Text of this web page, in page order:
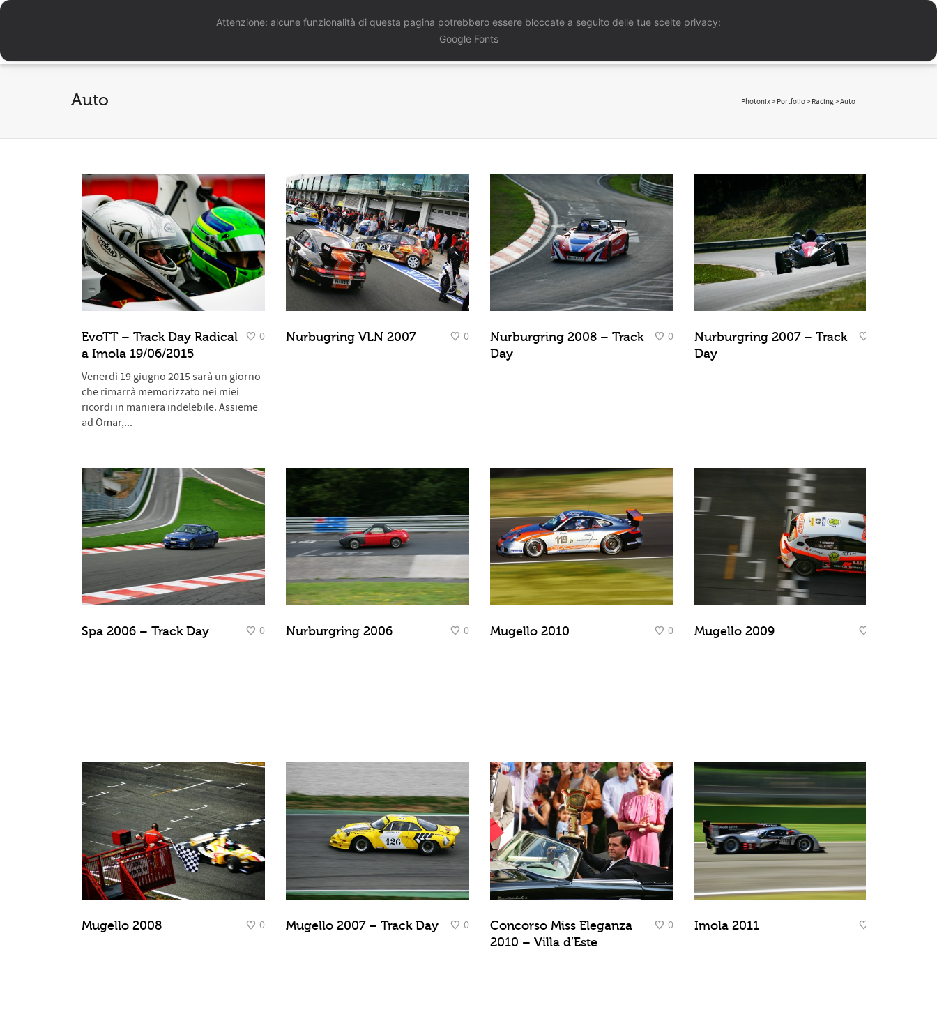
Home Chi Siamo Servizi Portfolio Reportage
Auto Photonix> Portfolio> Racing>Auto
0
EvoTT – Track Day Radical
a Imola 19/06/2015
Venerdì 19 giugno 2015 sarà un giorno
che rimarrà memorizzato nei miei
ricordi in maniera indelebile. Assieme
ad Omar,...
0
Nurbugring VLN 2007 0
Nurburgring 2008 – Track
Day
Nurburgring 2007 – Track
Day
0
Spa 2006 – Track Day 0
Nurburgring 2006 0
Mugello 2010 Mugello 2009
0
Mugello 2008 0
Mugello 2007 – Track Day 0
Concorso Miss Eleganza
2010 – Villa d’Este
Imola 2011
Attenzione: alcune funzionalità di questa pagina potrebbero essere bloccate a seguito delle tue scelte privacy:
Google Fonts